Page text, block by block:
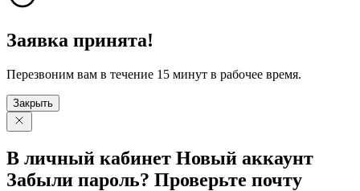
Заявка принята!
Перезвоним вам в течение 15 минут в рабочее время.
Закрыть
В личный кабинет Новый аккаунт
Забыли пароль? Проверьте почту